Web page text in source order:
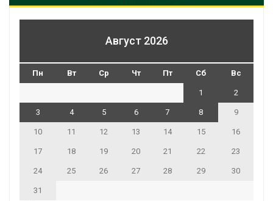
Август 2026
Пн Вт Ср Чт Пт Сб Вс
1 2
3 4 5 6 7 8 9
10 11 12 13 14 15 16
17 18 19 20 21 22 23
24 25 26 27 28 29 30
31